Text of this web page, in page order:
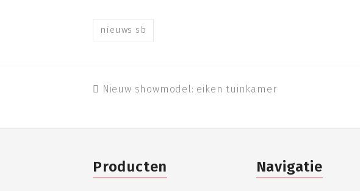
nieuws sb
previous
Nieuw showmodel: eiken tuinkamer
Producten Navigatie